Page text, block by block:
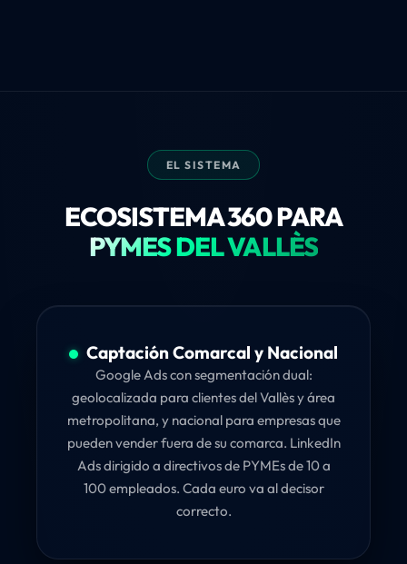
EL SISTEMA
ECOSISTEMA 360 PARA
PYMES DEL VALLÈS
Captación Comarcal y Nacional
Google Ads con segmentación dual:
geolocalizada para clientes del Vallès y área
metropolitana, y nacional para empresas que
pueden vender fuera de su comarca. LinkedIn
Ads dirigido a directivos de PYMEs de 10 a
100 empleados. Cada euro va al decisor
correcto.